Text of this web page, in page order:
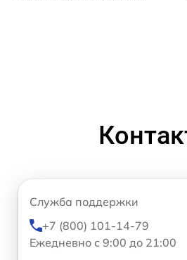
Служба поддержки
+7 (800) 101-14-79
Ежедневно с 9:00 до 21:00